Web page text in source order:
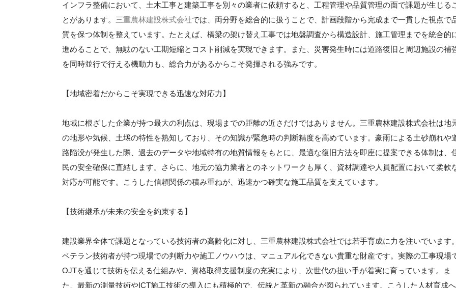
インフラ整備において、土木工事と建築工事を別々の業者に依頼すると、工程管理や品質管理の面で課題が生じる
とがあります。 三重農林建設株式会社では、両分野を総合的に扱うことで、計画段階から完成まで一貫した視点で
質を保つ体制を整えています。たとえば、橋梁の架け替え工事では地盤調査から構造設計、施工管理までを統合的
進めることで、無駄のない工期短縮とコスト削減を実現できます。また、災害発生時には道路復旧と周辺施設の補
を同時並行で行える機動力も、総合力があるからこそ発揮される強みです。
【地域密着だからこそ実現できる迅速な対応力】
地域に根ざした企業が持つ最大の利点は、現場までの距離の近さだけではありません。三重農林建設株式会社は地
の地形や気候、土壌の特性を熟知しており、その知識が緊急時の判断精度を高めています。豪雨による土砂崩れや
路陥没が発生した際、過去のデータや地域特有の地質情報をもとに、最適な復旧方法を即座に提案できる体制は、
民の安全確保に直結します。さらに、地元の協力業者とのネットワークも厚く、資材調達や人員配置において柔軟
対応が可能です。こうした信頼関係の積み重ねが、迅速かつ確実な施工品質を支えています。
【技術継承が未来の安全を約束する】
建設業界全体で課題となっている技術者の高齢化に対し、三重農林建設株式会社では若手育成に力を注いでいます。
ベテラン技術者が持つ現場での判断力や施工ノウハウは、マニュアル化できない貴重な財産です。実際の工事現場
OJTを通じて技術を伝える仕組みや、資格取得支援制度の充実により、次世代の担い手が着実に育っています。ま
た、最新の測量技術やICT施工技術の導入にも積極的で、伝統と革新の融合が図られています。こうした人材育成へ